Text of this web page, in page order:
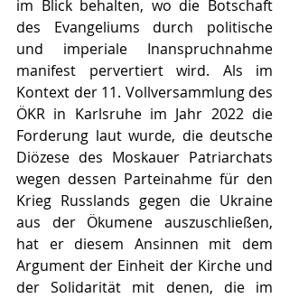
im Blick behalten, wo die Botschaft
des Evangeliums durch politische
und imperiale Inanspruchnahme
manifest pervertiert wird. Als im
Kontext der 11. Vollversammlung des
ÖKR in Karlsruhe im Jahr 2022 die
Forderung laut wurde, die deutsche
Diözese des Moskauer Patriarchats
wegen dessen Parteinahme für den
Krieg Russlands gegen die Ukraine
aus der Ökumene auszuschließen,
hat er diesem Ansinnen mit dem
Argument der Einheit der Kirche und
der Solidarität mit denen, die im